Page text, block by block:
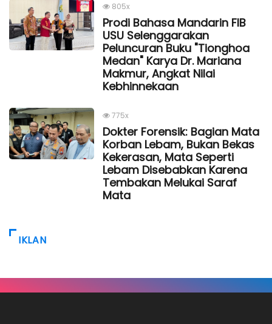
805x
Prodi Bahasa Mandarin FIB
USU Selenggarakan
Peluncuran Buku "Tionghoa
Medan" Karya Dr. Mariana
Makmur, Angkat Nilai
Kebhinnekaan
775x
Dokter Forensik: Bagian Mata
Korban Lebam, Bukan Bekas
Kekerasan, Mata Seperti
Lebam Disebabkan Karena
Tembakan Melukai Saraf
Mata
IKLAN